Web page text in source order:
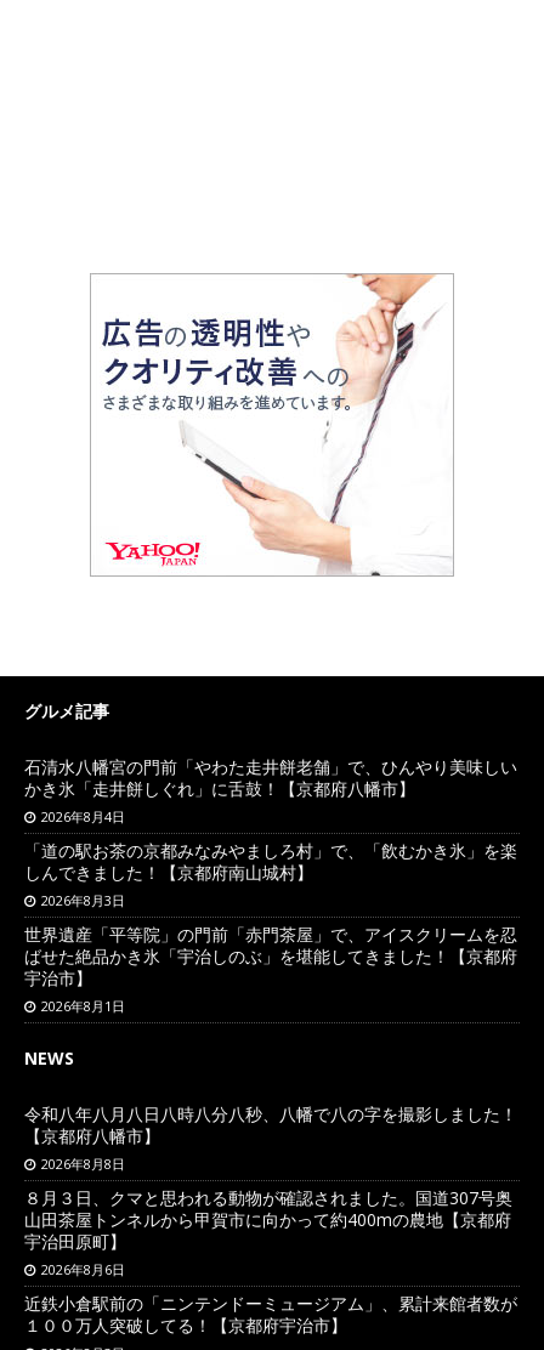
グルメ記事
石清水八幡宮の門前「やわた走井餅老舗」で、ひんやり美味しい
かき氷「走井餅しぐれ」に舌鼓！【京都府八幡市】
2026年8月4日
「道の駅お茶の京都みなみやましろ村」で、「飲むかき氷」を楽
しんできました！【京都府南山城村】
2026年8月3日
世界遺産「平等院」の門前「赤門茶屋」で、アイスクリームを忍
ばせた絶品かき氷「宇治しのぶ」を堪能してきました！【京都府
宇治市】
2026年8月1日
NEWS
令和八年八月八日八時八分八秒、八幡で八の字を撮影しました！
【京都府八幡市】
2026年8月8日
８月３日、クマと思われる動物が確認されました。国道307号奥
山田茶屋トンネルから甲賀市に向かって約400mの農地【京都府
宇治田原町】
2026年8月6日
近鉄小倉駅前の「ニンテンドーミュージアム」、累計来館者数が
１００万人突破してる！【京都府宇治市】